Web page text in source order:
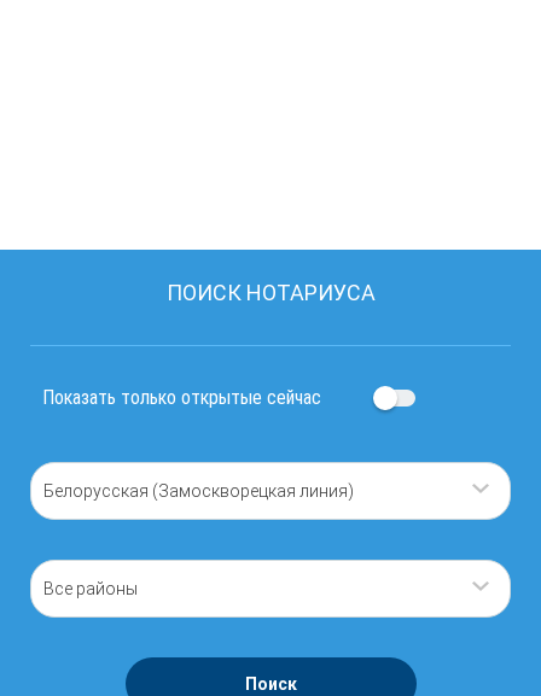
ПОИСК НОТАРИУСА
Показать только открытые сейчас
Белорусская (Замоскворецкая линия)
Все районы
Поиск